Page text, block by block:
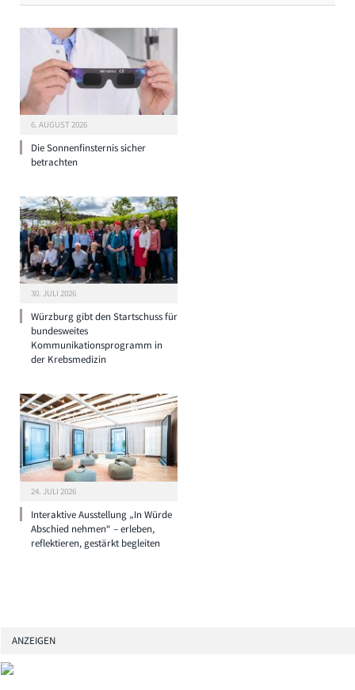
6. AUGUST 2026
Die Sonnenfinsternis sicher
betrachten
30. JULI 2026
Würzburg gibt den Startschuss für
bundesweites
Kommunikationsprogramm in
der Krebsmedizin
24. JULI 2026
Interaktive Ausstellung „In Würde
Abschied nehmen“ – erleben,
reflektieren, gestärkt begleiten
ANZEIGEN